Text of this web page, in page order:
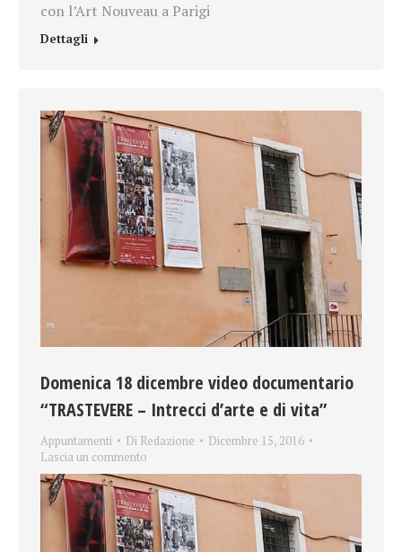
con l’Art Nouveau a Parigi
Dettagli
Domenica 18 dicembre video documentario
“TRASTEVERE – Intrecci d’arte e di vita”
Appuntamenti Di Redazione
Dicembre 15, 2016
Lascia un commento